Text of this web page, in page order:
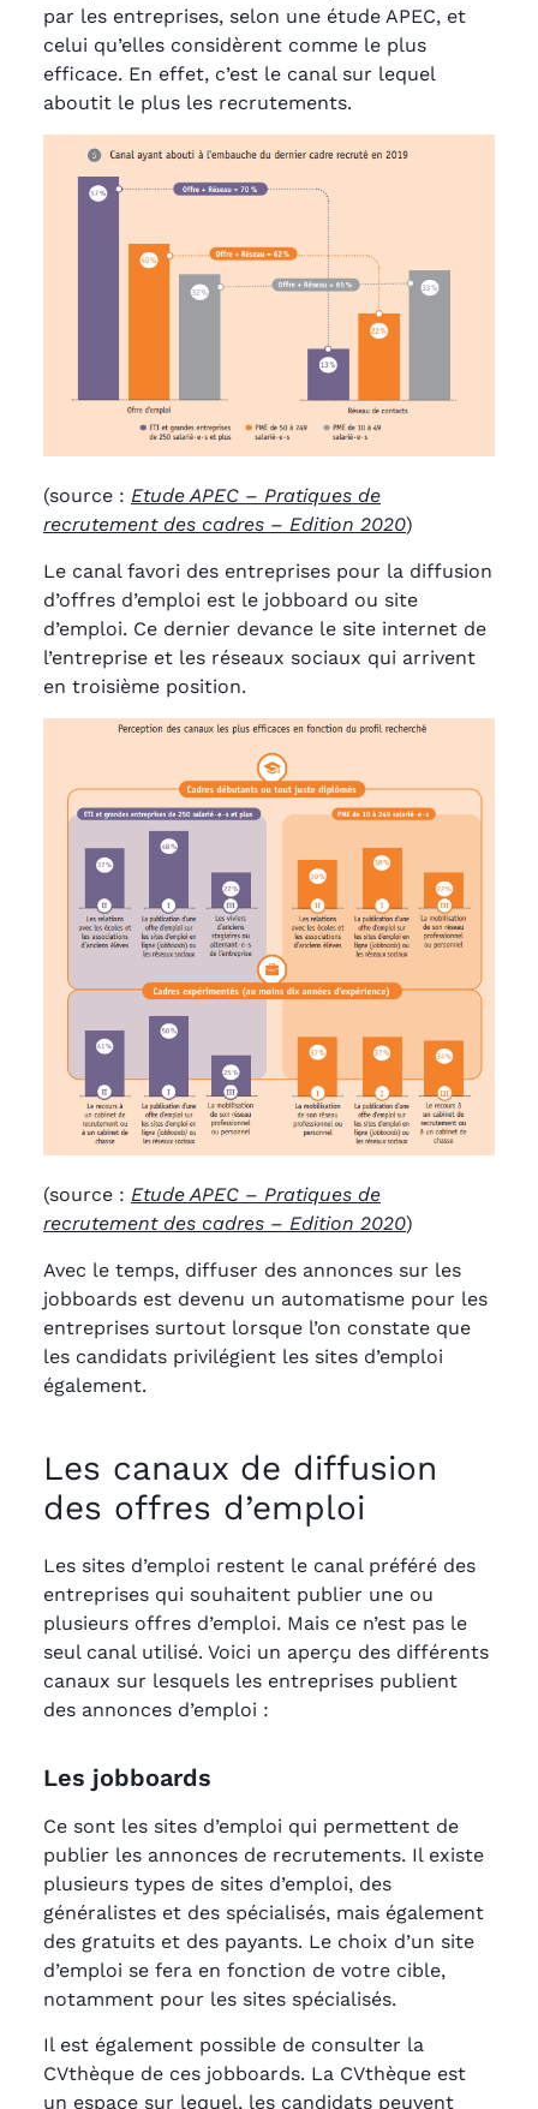
par les entreprises, selon une étude APEC, et
celui qu’elles considèrent comme le plus
efficace. En effet, c’est le canal sur lequel
aboutit le plus les recrutements.
(source : Etude APEC – Pratiques de
recrutement des cadres – Edition 2020)
Le canal favori des entreprises pour la diffusion
d’offres d’emploi est le jobboard ou site
d’emploi. Ce dernier devance le site internet de
l’entreprise et les réseaux sociaux qui arrivent
en troisième position.
(source : Etude APEC – Pratiques de
recrutement des cadres – Edition 2020)
Avec le temps, diffuser des annonces sur les
jobboards est devenu un automatisme pour les
entreprises surtout lorsque l’on constate que
les candidats privilégient les sites d’emploi
également.
Les canaux de diffusion
des offres d’emploi
Les sites d’emploi restent le canal préféré des
entreprises qui souhaitent publier une ou
plusieurs offres d’emploi. Mais ce n’est pas le
seul canal utilisé. Voici un aperçu des différents
canaux sur lesquels les entreprises publient
des annonces d’emploi :
Les jobboards
Ce sont les sites d’emploi qui permettent de
publier les annonces de recrutements. Il existe
plusieurs types de sites d’emploi, des
généralistes et des spécialisés, mais également
des gratuits et des payants. Le choix d’un site
d’emploi se fera en fonction de votre cible,
notamment pour les sites spécialisés.
Il est également possible de consulter la
CVthèque de ces jobboards. La CVthèque est
un espace sur lequel, les candidats peuvent